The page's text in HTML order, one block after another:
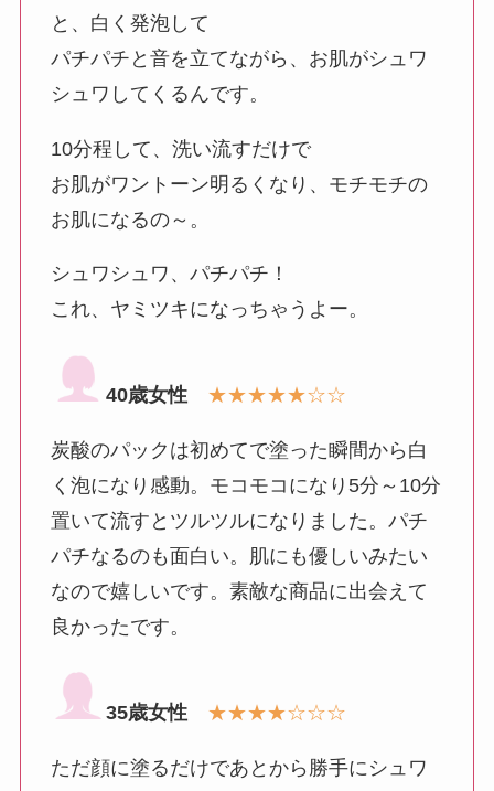
と、白く発泡して
パチパチと音を立てながら、お肌がシュワ
シュワしてくるんです。
10分程して、洗い流すだけで
お肌がワントーン明るくなり、モチモチの
お肌になるの～。
シュワシュワ、パチパチ！
これ、ヤミツキになっちゃうよー。
40歳女性 ★★★★★☆☆
炭酸のパックは初めてで塗った瞬間から白
く泡になり感動。モコモコになり5分～10分
置いて流すとツルツルになりました。パチ
パチなるのも面白い。肌にも優しいみたい
なので嬉しいです。素敵な商品に出会えて
良かったです。
35歳女性 ★★★★☆☆☆
ただ顔に塗るだけであとから勝手にシュワ